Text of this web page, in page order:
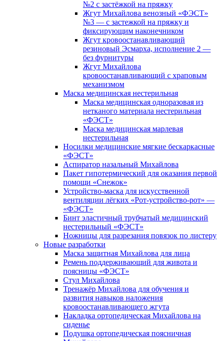
№2 с застёжкой на пряжку
Жгут Михайлова венозный «ФЭСТ»
№3 — с застежкой на пряжку и
фиксирующим наконечником
Жгут кровоостанавливающий
резиновый Эсмарха, исполнение 2 —
без фурнитуры
Жгут Михайлова
кровоостанавливающий с храповым
механизмом
Маска медицинская нестерильная
Маска медицинская одноразовая из
нетканого материала нестерильная
«ФЭСТ»
Маска медицинская марлевая
нестерильная
Носилки медицинские мягкие бескаркасные
«ФЭСТ»
Аспиратор назальный Михайлова
Пакет гипотермический для оказания первой
помощи «Снежок»
Устройство-маска для искусственной
вентиляции лёгких «Рот-устройство-рот» —
«ФЭСТ»
Бинт эластичный трубчатый медицинский
нестерильный «ФЭСТ»
Ножницы для разрезания повязок по листеру
Новые разработки
Маска защитная Михайлова для лица
Ремень поддерживающий для живота и
поясницы «ФЭСТ»
Стул Михайлова
Тренажёр Михайлова для обучения и
развития навыков наложения
кровоостанавливающего жгута
Накладка ортопедическая Михайлова на
сиденье
Подушка ортопедическая поясничная